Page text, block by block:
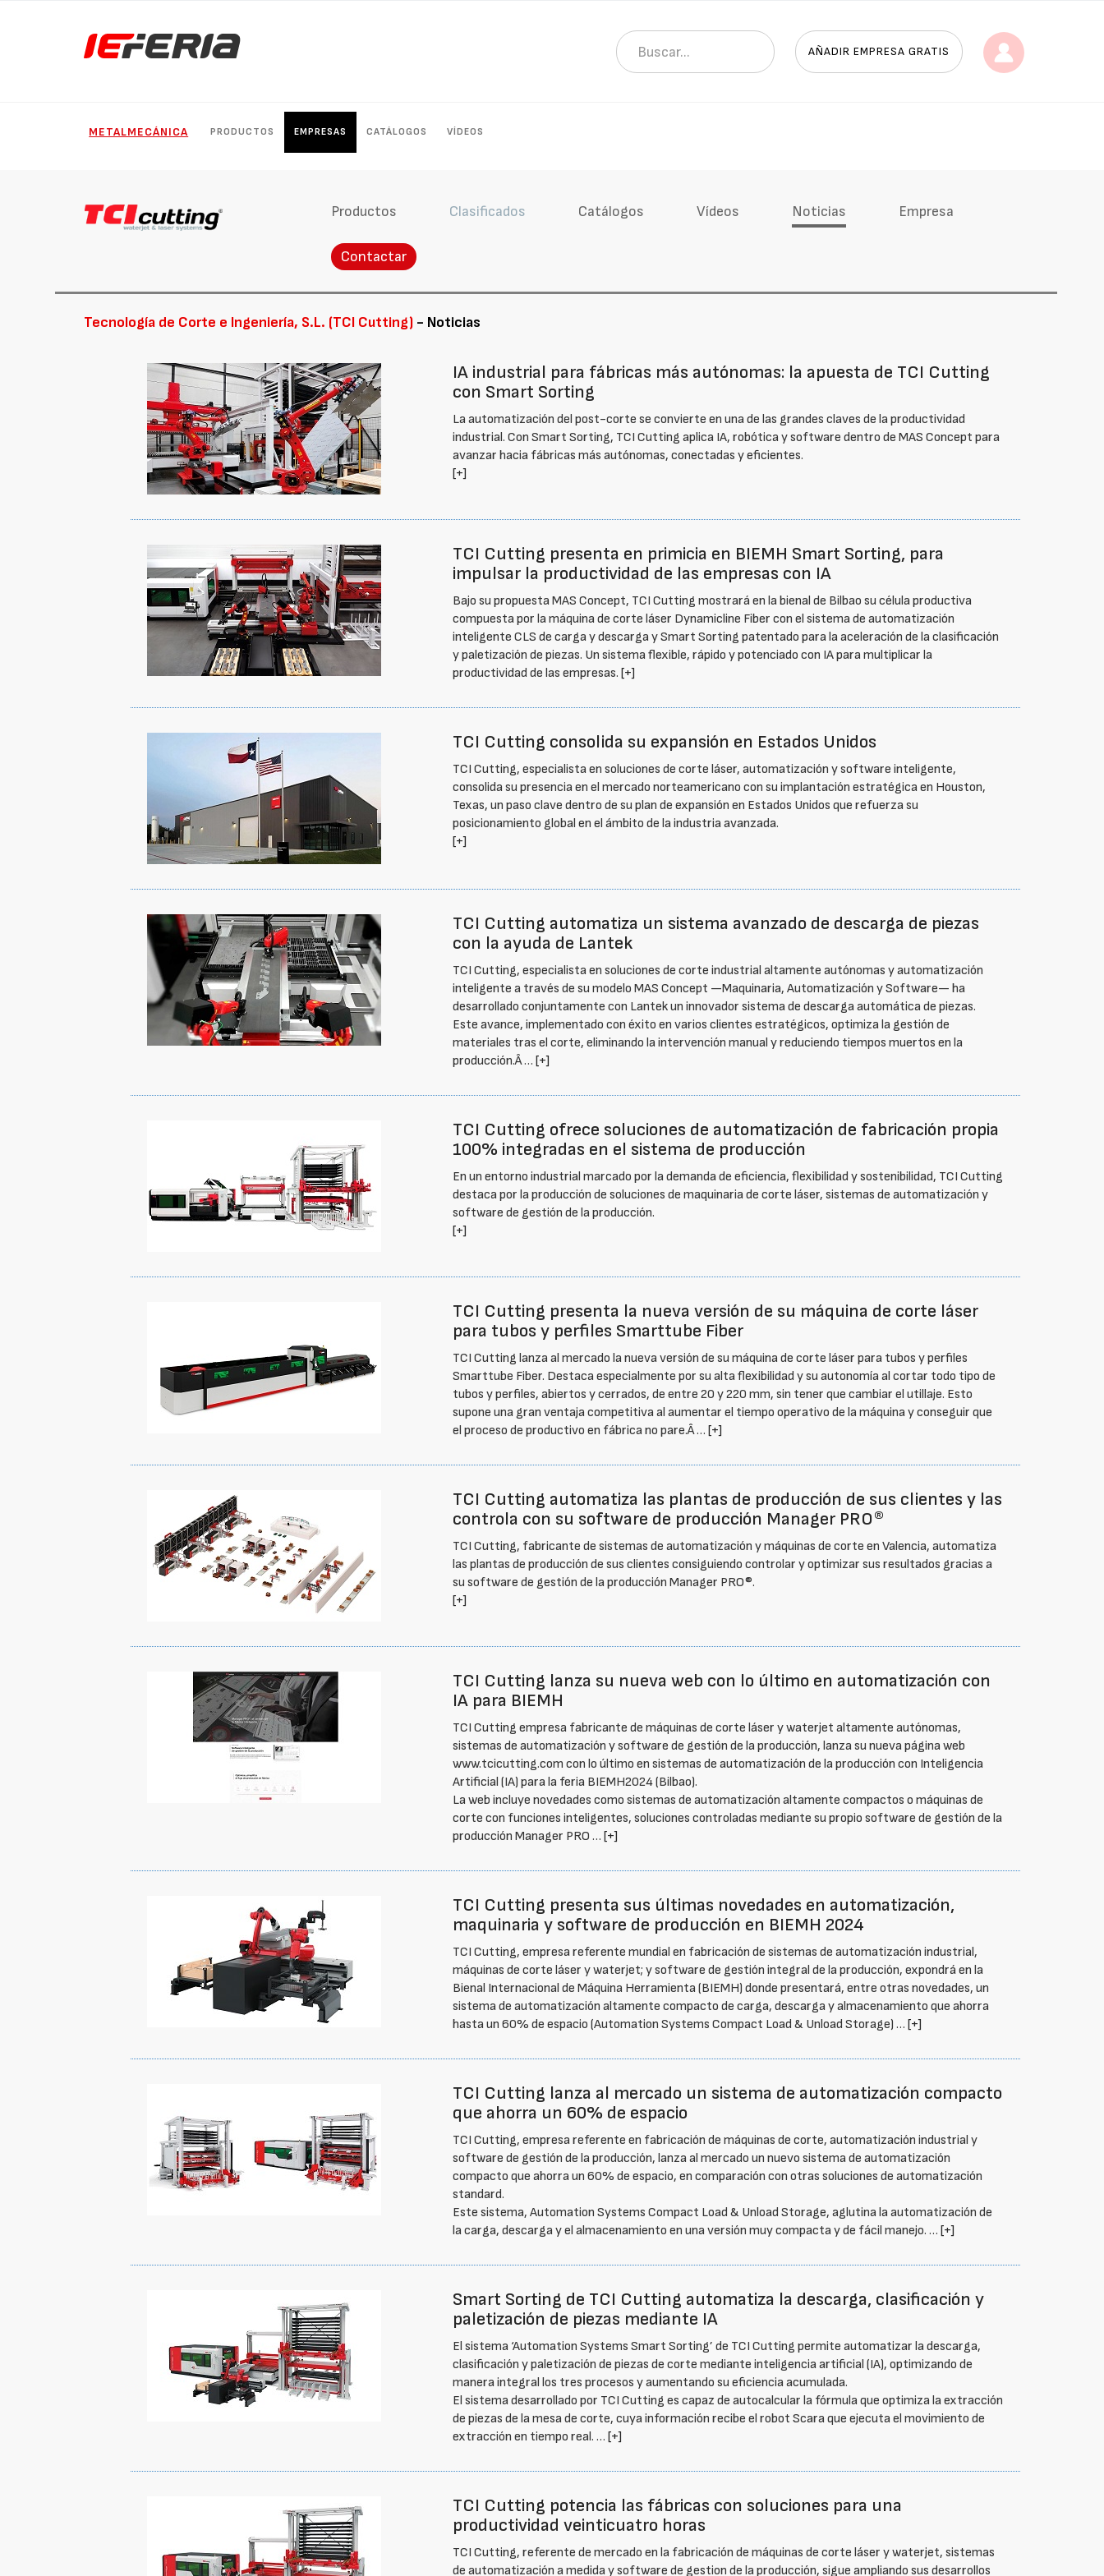
AÑADIR EMPRESA GRATIS
METALMECÁNICA PRODUCTOS EMPRESAS CATÁLOGOS VÍDEOS
Productos Clasificados Catálogos Vídeos Noticias Empresa
Contactar
Tecnología de Corte e Ingeniería, S.L. (TCI Cutting) - Noticias
IA industrial para fábricas más autónomas: la apuesta de TCI Cutting
con Smart Sorting
La automatización del post-corte se convierte en una de las grandes claves de la productividad
industrial. Con Smart Sorting, TCI Cutting aplica IA, robótica y software dentro de MAS Concept para
avanzar hacia fábricas más autónomas, conectadas y eficientes.
[+]
TCI Cutting presenta en primicia en BIEMH Smart Sorting, para
impulsar la productividad de las empresas con IA
Bajo su propuesta MAS Concept, TCI Cutting mostrará en la bienal de Bilbao su célula productiva
compuesta por la máquina de corte láser Dynamicline Fiber con el sistema de automatización
inteligente CLS de carga y descarga y Smart Sorting patentado para la aceleración de la clasificación
y paletización de piezas. Un sistema flexible, rápido y potenciado con IA para multiplicar la
productividad de las empresas.[+]
TCI Cutting consolida su expansión en Estados Unidos
TCI Cutting, especialista en soluciones de corte láser, automatización y software inteligente,
consolida su presencia en el mercado norteamericano con su implantación estratégica en Houston,
Texas, un paso clave dentro de su plan de expansión en Estados Unidos que refuerza su
posicionamiento global en el ámbito de la industria avanzada.
[+]
TCI Cutting automatiza un sistema avanzado de descarga de piezas
con la ayuda de Lantek
TCI Cutting, especialista en soluciones de corte industrial altamente autónomas y automatización
inteligente a través de su modelo MAS Concept —Maquinaria, Automatización y Software— ha
desarrollado conjuntamente con Lantek un innovador sistema de descarga automática de piezas.
Este avance, implementado con éxito en varios clientes estratégicos, optimiza la gestión de
materiales tras el corte, eliminando la intervención manual y reduciendo tiempos muertos en la
producción.Â …[+]
TCI Cutting ofrece soluciones de automatización de fabricación propia
100% integradas en el sistema de producción
En un entorno industrial marcado por la demanda de eficiencia, flexibilidad y sostenibilidad, TCI Cutting
destaca por la producción de soluciones de maquinaria de corte láser, sistemas de automatización y
software de gestión de la producción.
[+]
TCI Cutting presenta la nueva versión de su máquina de corte láser
para tubos y perfiles Smarttube Fiber
TCI Cutting lanza al mercado la nueva versión de su máquina de corte láser para tubos y perfiles
Smarttube Fiber. Destaca especialmente por su alta flexibilidad y su autonomía al cortar todo tipo de
tubos y perfiles, abiertos y cerrados, de entre 20 y 220 mm, sin tener que cambiar el utillaje. Esto
supone una gran ventaja competitiva al aumentar el tiempo operativo de la máquina y conseguir que
el proceso de productivo en fábrica no pare.Â …[+]
TCI Cutting automatiza las plantas de producción de sus clientes y las
controla con su software de producción Manager PRO®
TCI Cutting, fabricante de sistemas de automatización y máquinas de corte en Valencia, automatiza
las plantas de producción de sus clientes consiguiendo controlar y optimizar sus resultados gracias a
su software de gestión de la producción Manager PRO®.
[+]
TCI Cutting lanza su nueva web con lo último en automatización con
IA para BIEMH
TCI Cutting empresa fabricante de máquinas de corte láser y waterjet altamente autónomas,
sistemas de automatización y software de gestión de la producción, lanza su nueva página web
www.tcicutting.com con lo último en sistemas de automatización de la producción con Inteligencia
Artificial (IA) para la feria BIEMH2024 (Bilbao).
La web incluye novedades como sistemas de automatización altamente compactos o máquinas de
corte con funciones inteligentes, soluciones controladas mediante su propio software de gestión de la
producción Manager PRO …[+]
TCI Cutting presenta sus últimas novedades en automatización,
maquinaria y software de producción en BIEMH 2024
TCI Cutting, empresa referente mundial en fabricación de sistemas de automatización industrial,
máquinas de corte láser y waterjet; y software de gestión integral de la producción, expondrá en la
Bienal Internacional de Máquina Herramienta (BIEMH) donde presentará, entre otras novedades, un
sistema de automatización altamente compacto de carga, descarga y almacenamiento que ahorra
hasta un 60% de espacio (Automation Systems Compact Load & Unload Storage) …[+]
TCI Cutting lanza al mercado un sistema de automatización compacto
que ahorra un 60% de espacio
TCI Cutting, empresa referente en fabricación de máquinas de corte, automatización industrial y
software de gestión de la producción, lanza al mercado un nuevo sistema de automatización
compacto que ahorra un 60% de espacio, en comparación con otras soluciones de automatización
standard.
Este sistema, Automation Systems Compact Load & Unload Storage, aglutina la automatización de
la carga, descarga y el almacenamiento en una versión muy compacta y de fácil manejo. …[+]
Smart Sorting de TCI Cutting automatiza la descarga, clasificación y
paletización de piezas mediante IA
El sistema ‘Automation Systems Smart Sorting’ de TCI Cutting permite automatizar la descarga,
clasificación y paletización de piezas de corte mediante inteligencia artificial (IA), optimizando de
manera integral los tres procesos y aumentando su eficiencia acumulada.
El sistema desarrollado por TCI Cutting es capaz de autocalcular la fórmula que optimiza la extracción
de piezas de la mesa de corte, cuya información recibe el robot Scara que ejecuta el movimiento de
extracción en tiempo real. …[+]
TCI Cutting potencia las fábricas con soluciones para una
productividad veinticuatro horas
TCI Cutting, referente de mercado en la fabricación de máquinas de corte láser y waterjet, sistemas
de automatización a medida y software de gestion de la producción, sigue ampliando sus desarrollos